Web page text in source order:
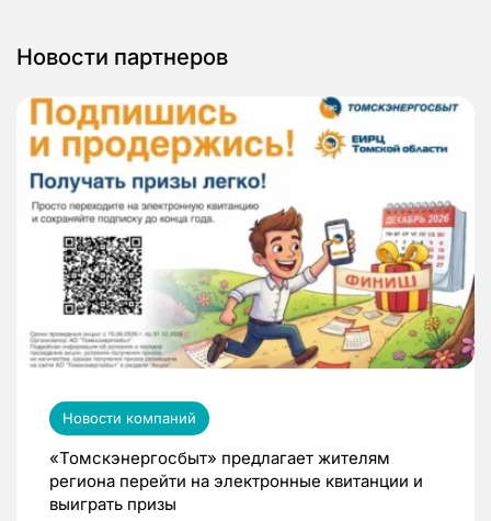
Новости партнеров
Новости компаний
«Томскэнергосбыт» предлагает жителям
региона перейти на электронные квитанции и
выиграть призы